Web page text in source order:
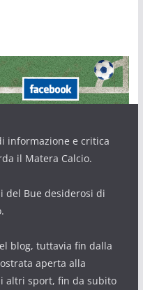
informazione e critica
il Matera Calcio.
del Bue desiderosi di
blog, tuttavia fin dalla
aperta alla
altri sport, fin da subito